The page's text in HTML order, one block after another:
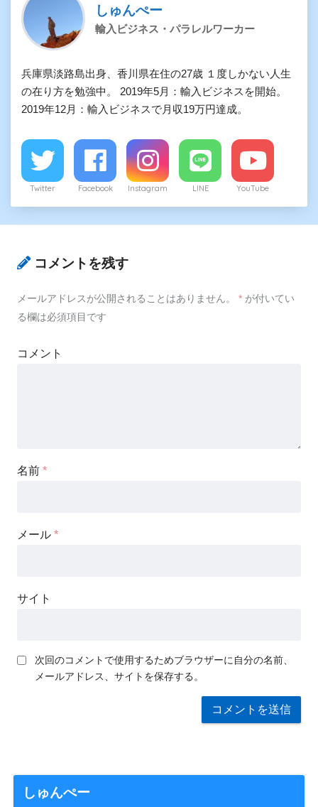
しゅんぺー
輸入ビジネス・パラレルワーカー
兵庫県淡路島出身、香川県在住の27歳 １度しかない人生
の在り方を勉強中。 2019年5月：輸入ビジネスを開始。
2019年12月：輸入ビジネスで月収19万円達成。
Twitter Facebook Instagram LINE YouTube
コメントを残す
メールアドレスが公開されることはありません。 * が付いてい
る欄は必須項目です
コメント
名前 *
メール *
サイト
次回のコメントで使用するためブラウザーに自分の名前、
メールアドレス、サイトを保存する。
しゅんぺー